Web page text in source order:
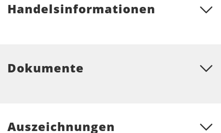
Handelsinformationen
Dokumente
Auszeichnungen